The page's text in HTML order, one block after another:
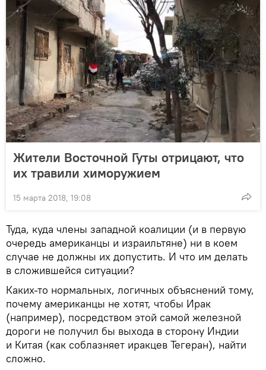
Жители Восточной Гуты отрицают, что
их травили химоружием
15 марта 2018, 19:08
Туда, куда члены западной коалиции (и в первую
очередь американцы и израильтяне) ни в коем
случае не должны их допустить. И что им делать
в сложившейся ситуации?
Каких-то нормальных, логичных объяснений тому,
почему американцы не хотят, чтобы Ирак
(например), посредством этой самой железной
дороги не получил бы выхода в сторону Индии
и Китая (как соблазняет иракцев Тегеран), найти
сложно.